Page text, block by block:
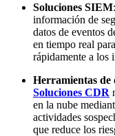
Soluciones SIEM
información de
datos de eventos
en tiempo real
rápidamente a los
Herramientas de
Soluciones CDR
en la nube
actividades
que reduce los